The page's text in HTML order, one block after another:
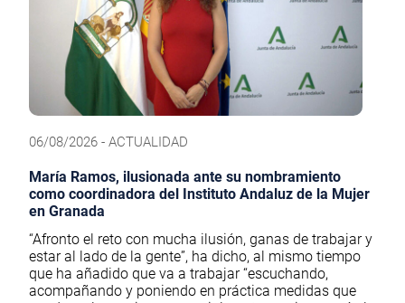
06/08/2026 - ACTUALIDAD
María Ramos, ilusionada ante su nombramiento
como coordinadora del Instituto Andaluz de la Mujer
en Granada
“Afronto el reto con mucha ilusión, ganas de trabajar y
estar al lado de la gente”, ha dicho, al mismo tiempo
que ha añadido que va a trabajar “escuchando,
acompañando y poniendo en práctica medidas que